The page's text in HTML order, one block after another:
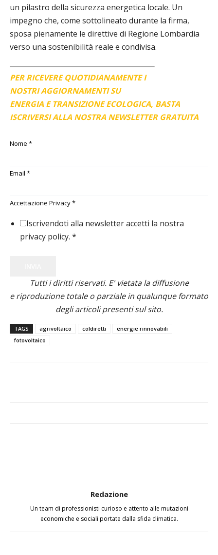
un pilastro della sicurezza energetica locale. Un
impegno che, come sottolineato durante la firma,
sposa pienamente le direttive di Regione Lombardia
verso una sostenibilità reale e condivisa.
PER RICEVERE QUOTIDIANAMENTE I
NOSTRI AGGIORNAMENTI SU
ENERGIA E TRANSIZIONE ECOLOGICA, BASTA
ISCRIVERSI ALLA NOSTRA NEWSLETTER GRATUITA
Nome *
Email *
Accettazione Privacy*
Iscrivendoti alla newsletter accetti la nostra
privacy policy. *
Tutti i diritti riservati. E' vietata la diffusione
e riproduzione totale o parziale in qualunque formato
degli articoli presenti sul sito.
TAGS agrivoltaico coldiretti
energie rinnovabili
fotovoltaico
Redazione
Un team di professionisti curioso e attento alle mutazioni
economiche e sociali portate dalla sfida climatica.